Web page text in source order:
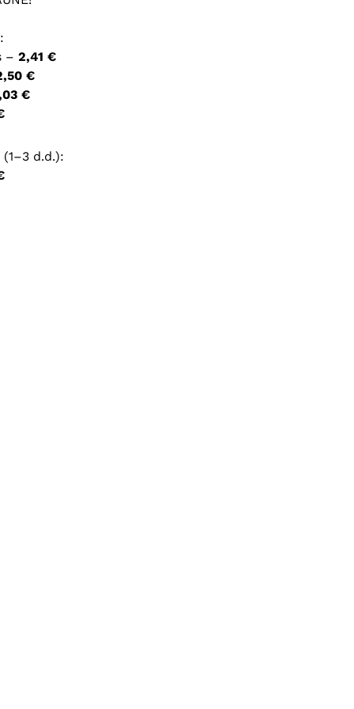
– 2,41 €
€
€
d.d.):
iš naujo, kai kitą kartą vėl norėsiu parašyti